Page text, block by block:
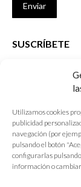
Utilizamos cookies
publicidad
navegación (por
pulsando el botón
configurarlas
información o
Enviar
SUSCRÍBETE
que desarrolla el
E-mail *
Acepto los